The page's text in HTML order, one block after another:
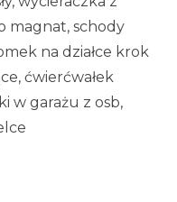
magnat, schody
na działce krok
ćwierćwałek
w garażu z osb,